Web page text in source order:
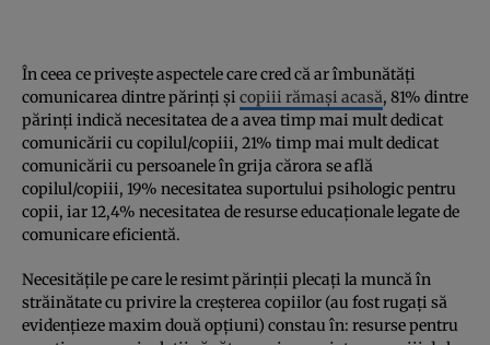
În ceea ce privește aspectele care cred că ar îmbunătăți
comunicarea dintre părinți și copiii rămași acasă, 81% dintre
părinți indică necesitatea de a avea timp mai mult dedicat
comunicării cu copilul/copiii, 21% timp mai mult dedicat
comunicării cu persoanele în grija cărora se află
copilul/copiii, 19% necesitatea suportului psihologic pentru
copii, iar 12,4% necesitatea de resurse educaționale legate de
comunicare eficientă.
Necesitățile pe care le resimt părinții plecați la muncă în
străinătate cu privire la creșterea copiilor (au fost rugați să
evidențieze maxim două opțiuni) constau în: resurse pentru